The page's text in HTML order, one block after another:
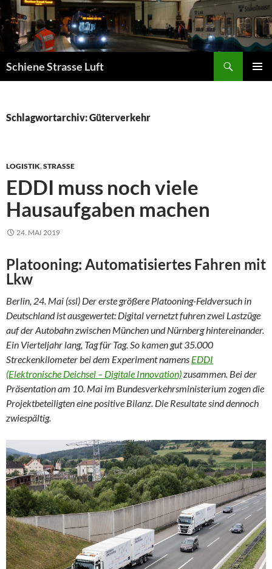
Zum
Inhalt
springen
Schiene Strasse Luft
Schlagwortarchiv: Güterverkehr
LOGISTIK,STRASSE
EDDI muss noch viele
Hausaufgaben machen
24. MAI 2019
Platooning: Automatisiertes Fahren mit
Lkw
Berlin, 24. Mai (ssl) Der erste größere Platooning-Feldversuch in
Deutschland ist ausgewertet: Digital vernetzt fuhren zwei Lastzüge
auf der Autobahn zwischen München und Nürnberg hintereinander.
Ein Vierteljahr lang, Tag für Tag. So kamen gut 35.000
Streckenkilometer bei dem Experiment namens EDDI
(Elektronische Deichsel – Digitale Innovation)zusammen. Bei der
Präsentation am 10. Mai im Bundesverkehrsministerium zogen die
Projektbeteiligten eine positive Bilanz. Die Resultate sind dennoch
zwiespältig.